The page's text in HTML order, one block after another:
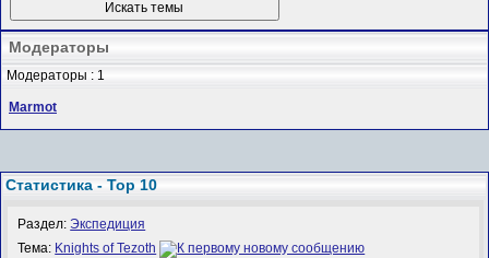
Модераторы
Модераторы : 1
Marmot
Статистика - Top 10
Раздел:Экспедиция
Тема: Knights of Tezoth